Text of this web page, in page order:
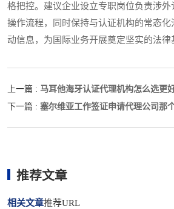
格把控。建议企业设立专职岗位负责涉
操作流程，同时保持与认证机构的常态
动信息，为国际业务开展奠定坚实的法律
上一篇 : 马耳他海牙认证代理机构怎么选更
下一篇 : 塞尔维亚工作签证申请代理公司那
推荐文章
相关文章推荐URL